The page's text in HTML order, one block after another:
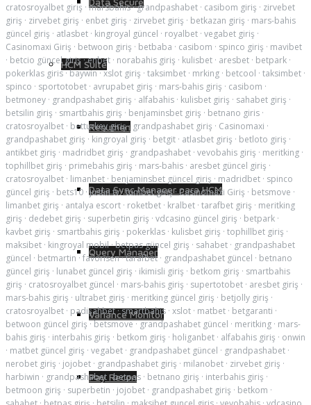
HCM Suite
Resumen
Data Sync Manager para HCM
Query Manager
Variance Monitor
Pay Recon
cratosroyalbet giriş · marsbahis·grandpashabet · casibom giriş · zirvebet
giriş · zirvebet giriş · enbet giriş · zirvebet giriş · betkazan giriş · mars-bahis
güncel giriş · atlasbet · kingroyal güncel · royalbet · vegabet giriş ·
Casinomaxi Giriş · betwoon giriş · betbaba · casibom · spinco giriş · mavibet
· betcio güncel giriş·enbet · norabahis giriş · kulisbet · aresbet · betpark ·
pokerklas giris·baywin·xslot giriş · taksimbet · mrking · betcool · taksimbet ·
spinco · sportotobet · avrupabet giriş · mars-bahis giriş · casibom ·
betmoney · grandpashabet giriş · alfabahis · kulisbet giriş · sahabet giriş ·
betsilin giriş · smartbahis giriş · benjaminsbet giriş · betnano giris ·
cratosroyalbet · betturkey giriş· grandpashabet giriş · Casinomaxi ·
grandpashabet giriş · kingroyal giriş · betgit · atlasbet giriş · betloto giriş ·
antikbet giriş · madridbet giriş · grandpashabet · vevobahis giriş · meritking ·
tophillbet giriş · primebahis giriş · mars-bahis · aresbet güncel giriş ·
cratosroyalbet · limanbet · benjaminsbet güncel giriş · madridbet · spinco
güncel giriş · bets10 ·justin tv·tumbet giriş·Casinomaxi Giriş · betsmove ·
limanbet giriş · antalya escort · roketbet · kralbet · tarafbet giriş · meritking
giriş · dedebet giriş · superbetin giriş · vdcasino güncel giriş · betpark ·
kavbet giriş · smartbahis giriş · pokerklas · kulisbet giriş · tophillbet giriş ·
maksibet · kingroyal mobil·betpas güncel giriş · sahabet · grandpashabet
güncel · betmartin · favorisen·tarafbet · grandpashabet güncel · betnano
güncel giriş · lunabet güncel giriş · ikimisli giriş · betkom giriş · smartbahis
giriş · cratosroyalbet güncel · mars-bahis giriş · supertotobet · aresbet giriş ·
mars-bahis giriş · ultrabet giriş · meritking güncel giriş · betjolly giriş ·
cratosroyalbet · padişahbet·smartbahis · xslot · matbet · betgaranti ·
betwoon güncel giriş·betsmove·grandpashabet güncel · meritking · mars-
bahis giriş · interbahis giriş · betkom giriş · holiganbet · alfabahis giriş · onwin
· matbet güncel giriş · vegabet · grandpashabet güncel · grandpashabet ·
nerobet giriş · jojobet · grandpashabet giriş · milanobet · zirvebet giriş ·
harbiwin · grandpashabet·betpas · betnano giriş · interbahis giriş ·
betmoon giriş · superbetin · jojobet · grandpashabet giriş · betkom ·